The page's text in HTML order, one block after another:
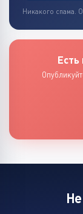
Никакого спама.